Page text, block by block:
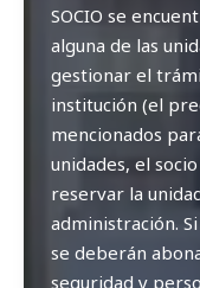
SOCIO se
alguna de las
gestionar el
institución (el
mencionados
unidades, el
reservar la
administración.
se deberán
seguridad y